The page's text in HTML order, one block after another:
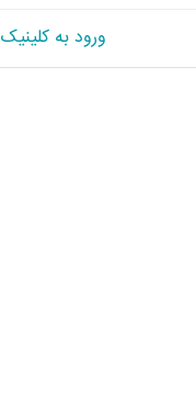
ورود به کلینیک